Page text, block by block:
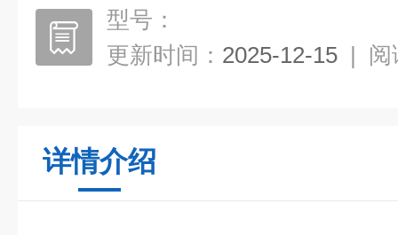
型号：
更新时间： 2025-12-15 | 阅
详情介绍